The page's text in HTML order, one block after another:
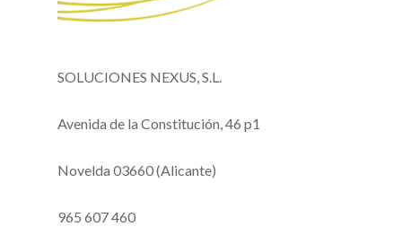
SOLUCIONES NEXUS, S.L.
Avenida de la Constitución, 46 p1
Novelda 03660 (Alicante)
965 607 460